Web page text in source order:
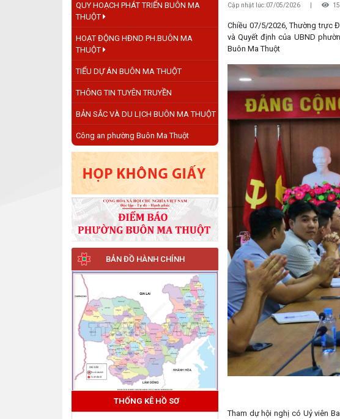
QUY HOẠCH PHÁT TRIỂN BUÔN MA
THUỘT
HOẠT ĐỘNG HĐND PH.BUÔN MA
THUỘT
TIỂU DỰ ÁN BUÔN MA THUỘT
THÔNG TIN TUYÊN TRUYỀN
BẢN SẮC VÀ DU LỊCH BUÔN MA THUỘT
Công an phường Buôn Ma Thuột
BẢN ĐỒ HÀNH CHÍNH
THỐNG KÊ HỒ SƠ
Cập nhật lúc:07/05/2026
Chiều 07/5/2026, Thường trực
và Quyết định của UBND
Buôn Ma Thuột
Tham dự hội nghị có Uỷ viên